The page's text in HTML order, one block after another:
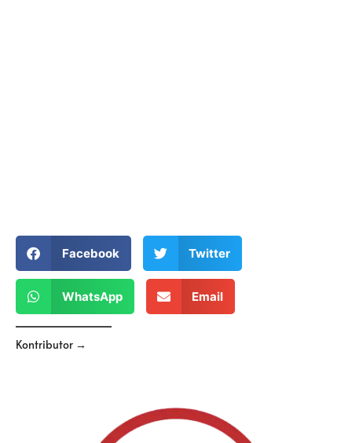
Facebook Twitter
WhatsApp Email
Kontributor →